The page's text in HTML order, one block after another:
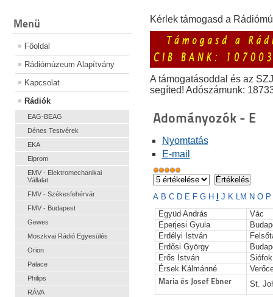
Menü
Főoldal
Rádiómúzeum Alapítvány
Kapcsolat
Rádiók
EAG-BEAG
Dénes Testvérek
EKA
Elprom
EMV - Elektromechanikai
Vállalat
FMV - Székesfehérvár
FMV - Budapest
Gewes
Moszkvai Rádió Egyesülés
Orion
Palace
Philips
RÁVA
Kérlek támogasd a
A támogatásoddal és az
segíted! Adószámunk:
Adományozók - E
Nyomtatás
E-mail
A B C D E F G H J K LM N O P
Együd András
Vác
Eperjesi Gyula
Erdélyi István
Erdősi György
Erős István
Siófok
Érsek Kálmánné
Maria és Josef Ebner St.